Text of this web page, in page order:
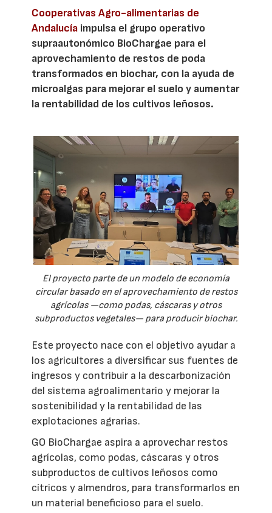
Cooperativas Agro-alimentarias de
Andalucía impulsa el grupo operativo
supraautonómico BioChargae para el
aprovechamiento de restos de poda
transformados en biochar, con la ayuda de
microalgas para mejorar el suelo y aumentar
la rentabilidad de los cultivos leñosos.
El proyecto parte de un modelo de economía
circular basado en el aprovechamiento de restos
agrícolas —como podas, cáscaras y otros
subproductos vegetales— para producir biochar.
Este proyecto nace con el objetivo ayudar a
los agricultores a diversificar sus fuentes de
ingresos y contribuir a la descarbonización
del sistema agroalimentario y mejorar la
sostenibilidad y la rentabilidad de las
explotaciones agrarias.
GO BioChargae aspira a aprovechar restos
agrícolas, como podas, cáscaras y otros
subproductos de cultivos leñosos como
cítricos y almendros, para transformarlos en
un material beneficioso para el suelo.